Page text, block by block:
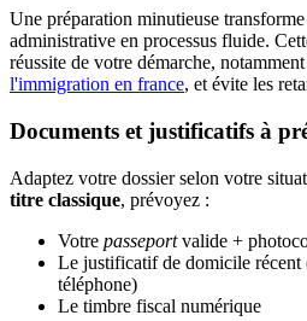
Une préparation minutieuse
administrative en processus fluide.
réussite de votre démarche,
l'immigration en france, et évite les
Documents et justificatifs à
Adaptez votre dossier selon votre
titre classique, prévoyez :
Votre passeportvalide +
Le justificatif de domicile récent
téléphone)
Le timbre fiscal numérique